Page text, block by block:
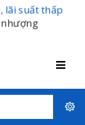
lãi suất thấp